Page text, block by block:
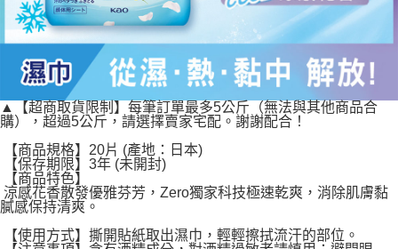
▲【超商取貨限制】每筆訂單最多5公斤（無法與其他商品合
購），超過5公斤，請選擇賣家宅配。謝謝配合！
【商品規格】20片 (產地：日本)
【保存期限】3年 (未開封)
【商品特色】
涼感花香散發優雅芬芳，Zero獨家科技極速乾爽，消除肌膚黏
膩感保持清爽。
【使用方式】撕開貼紙取出濕巾，輕輕擦拭流汗的部位。